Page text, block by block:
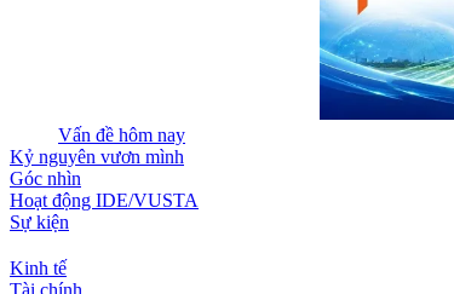
Vấn đề hôm nay
Kỷ nguyên vươn mình
Góc nhìn
Hoạt động IDE/VUSTA
Sự kiện
Kinh tế
Tài chính